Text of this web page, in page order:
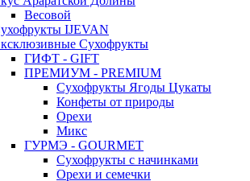
Весовой
IJEVAN
Сухофрукты
ГИФТ - GIFT
ПРЕМИУМ - PREMIUM
Сухофрукты Ягоды Цукаты
Конфеты от природы
Орехи
Микс
ГУРМЭ - GOURMET
Сухофрукты с начинками
Орехи и семечки